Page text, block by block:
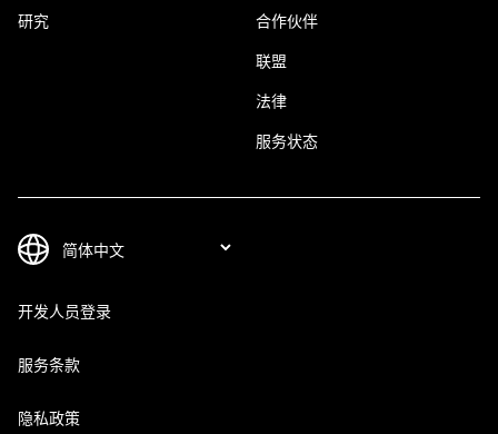
研究 合作伙伴
联盟
法律
服务状态
开发人员登录
服务条款
隐私政策